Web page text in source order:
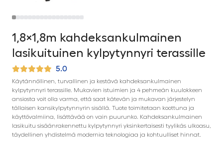
1,8×1,8m kahdeksankulmainen
lasikuituinen kylpytynnyri terassille
5.0
Käytännöllinen, turvallinen ja kestävä kahdeksankulmainen
kylpytynnyri terassille. Mukavien istuimien ja 4 pehmeän kuulokkeen
ansiosta voit olla varma, että saat kätevän ja mukavan järjestelyn
tällaisen kansikylpytynnyrin sisällä. Tuote toimitetaan koottuna ja
käyttövalmiina, lisättävää on vain puurunko. Kahdeksankulmainen
lasikuitu sisäänrakennettu kylpytynnyri yksinkertaisesti tyylikäs ulkoasu,
täydellinen yhdistelmä modernia teknologiaa ja kohtuulliset hinnat.